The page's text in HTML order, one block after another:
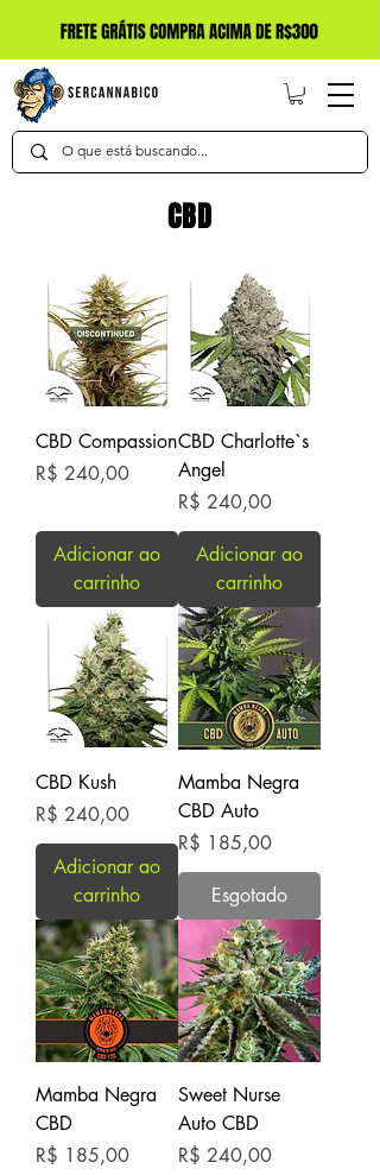
CBD
CBD Compassion
Preço
R$ 240,00
Adicionar ao
carrinho
CBD Charlotte`s
Angel
Preço
R$ 240,00
Adicionar ao
carrinho
CBD Kush
Preço
R$ 240,00
Adicionar ao
carrinho
Mamba Negra
CBD Auto
Preço
R$ 185,00
Esgotado
Mamba Negra
CBD
Preço
R$ 185,00
Sweet Nurse
Auto CBD
Preço
R$ 240,00